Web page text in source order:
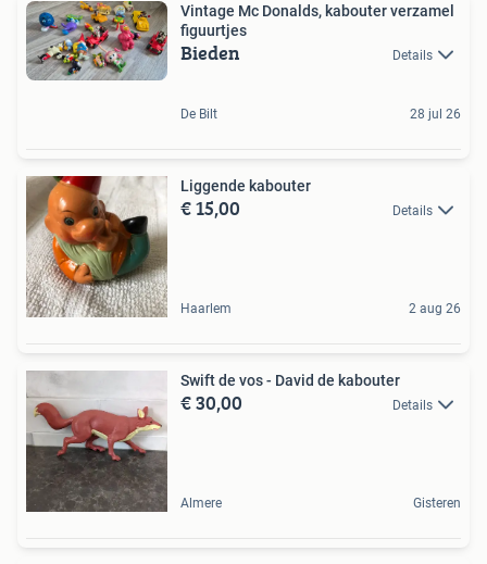
Vintage Mc Donalds, kabouter verzamel
figuurtjes
Bieden Details
De Bilt 28 jul 26
Liggende kabouter
€ 15,00 Details
Haarlem 2 aug 26
Swift de vos - David de kabouter
€ 30,00 Details
Almere Gisteren